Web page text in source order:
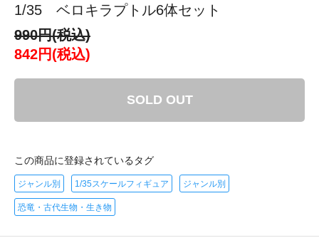
1/35 ベロキラプトル6体セット
990円(税込)
842円(税込)
SOLD OUT
この商品に登録されているタグ
ジャンル別 1/35スケールフィギュア ジャンル別
恐竜・古代生物・生き物